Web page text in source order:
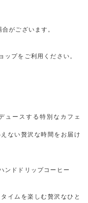
がございます。
ップをご利用ください。
ュースする特別なカフェ
ない贅沢な時間をお届け
ンドドリップコーヒー
イムを楽しむ贅沢なひと